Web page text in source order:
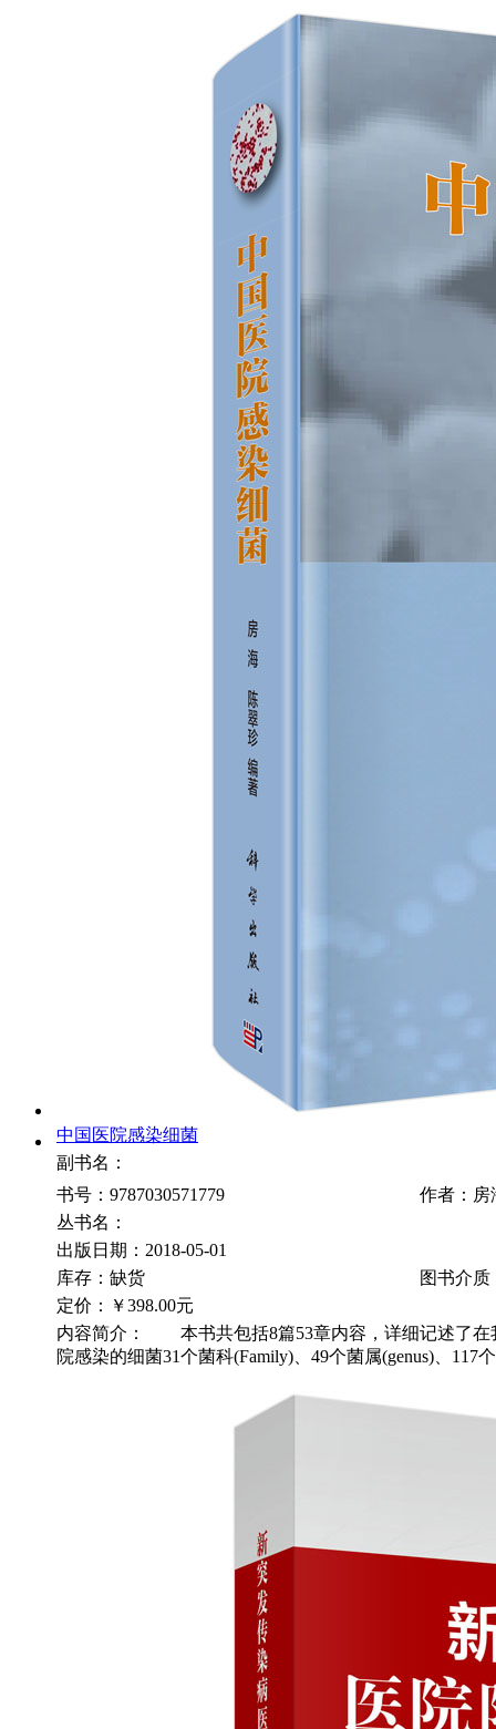
中国医院感染细菌
副书名：
书号：9787030571779
作者：房
丛书名：
出版日期：2018-05-01
库存：缺货
图书介质
定价：
￥398.00元
内容简介： 本书共包括8篇53章内容，详细记述了在
院感染的细菌31个菌科(Family)、49个菌属(genus)、117